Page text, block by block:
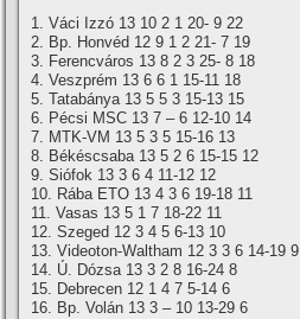
1. Váci Izzó 13 10 2 1 20- 9 22
2. Bp. Honvéd 12 9 1 2 21- 7 19
3. Ferencváros 13 8 2 3 25- 8 18
4. Veszprém 13 6 6 1 15-11 18
5. Tatabánya 13 5 5 3 15-13 15
6. Pécsi MSC 13 7 – 6 12-10 14
7. MTK-VM 13 5 3 5 15-16 13
8. Békéscsaba 13 5 2 6 15-15 12
9. Siófok 13 3 6 4 11-12 12
10. Rába ETO 13 4 3 6 19-18 11
11. Vasas 13 5 1 7 18-22 11
12. Szeged 12 3 4 5 6-13 10
13. Videoton-Waltham 12 3 3 6 14-19 9
14. Ú. Dózsa 13 3 2 8 16-24 8
15. Debrecen 12 1 4 7 5-14 6
16. Bp. Volán 13 3 – 10 13-29 6